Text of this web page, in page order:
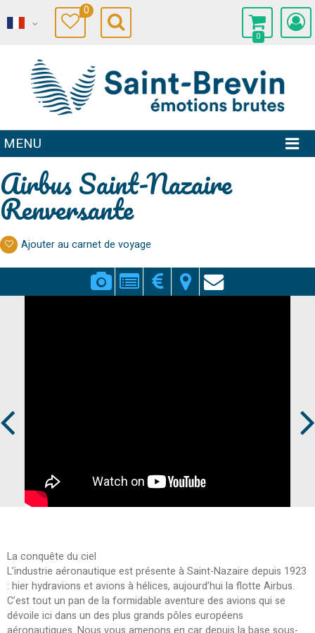
0
0
MENU
Airbus Saint-Nazaire
Renversante
Ajouter au carnet de voyage
La conquête du ciel
L’industrie aéronautique est présente à Saint-Nazaire depuis 1923
: hier hydravions et avions à hélices, aujourd’hui la flotte Airbus.
C’est tout un pan de la formidable aventure des avions qui se
dévoile ici dans un des plus grands pôles européens